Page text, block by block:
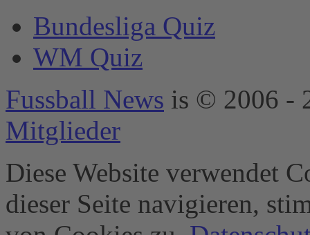
Usercentrics
Consent
Management
Platform&
Bundesliga Quiz
WM Quiz
Fussball News is © 2006 -
Mitglieder
Diese Website verwendet
dieser Seite navigieren,